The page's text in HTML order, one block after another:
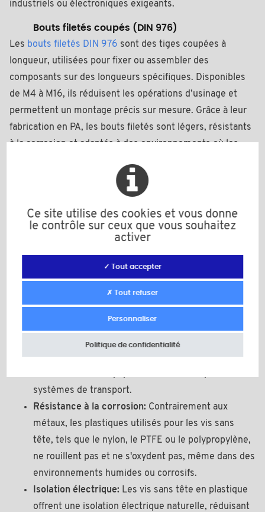
industriels ou électroniques exigeants.
Bouts filetés coupés (DIN 976)
Les bouts filetés DIN 976 sont des tiges coupées à
longueur, utilisées pour fixer ou assembler des
composants sur des longueurs spécifiques. Disponibles
de M4 à M16, ils réduisent les opérations d’usinage et
permettent un montage précis sur mesure. Grâce à leur
fabrication en PA, les bouts filetés sont légers, résistants
à la corrosion et adaptés à des environnements où les
plastique
Les vis sans tête en plastiques hautes performances
métalliques, notamment en termes de
résistance à la corrosionet depolyvalenced’utilisation :
Légèreté:Les vis en plastique sont beaucoup plus
légères que leurs équivalents métalliques, ce qui
peut être un avantage décisif dans certaines
applications où la réduction du poids est cruciale,
systèmes de transport.
Résistance à la corrosion: Contrairement aux
métaux, les plastiques utilisés pour les vis sans
tête, tels que le nylon, le PTFE ou le polypropylène,
ne rouillent pas et ne s'oxydent pas, même dans des
environnements humides ou corrosifs.
Isolation électrique: Les vis sans tête en plastique
offrent une isolation électrique naturelle, réduisant
Ce site utilise des cookies et vous donne
le contrôle sur ceux que vous souhaitez
activer
✓ Tout accepter
✗ Tout refuser
Personnaliser
Politique de confidentialité